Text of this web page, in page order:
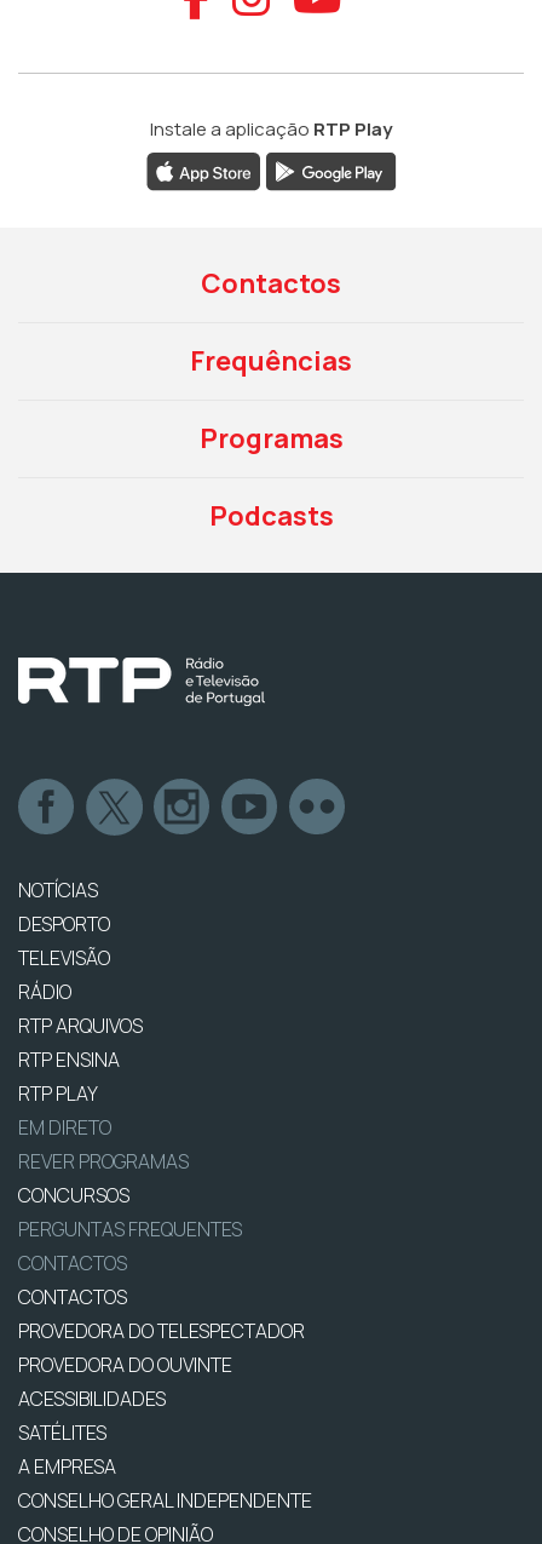
Instale a aplicação RTP Play
Contactos
Frequências
Programas
Podcasts
NOTÍCIAS
DESPORTO
TELEVISÃO
RÁDIO
RTP ARQUIVOS
RTP ENSINA
RTP PLAY
EM DIRETO
REVER PROGRAMAS
CONCURSOS
PERGUNTAS FREQUENTES
CONTACTOS
CONTACTOS
PROVEDORA DO TELESPECTADOR
PROVEDORA DO OUVINTE
ACESSIBILIDADES
SATÉLITES
A EMPRESA
CONSELHO GERAL INDEPENDENTE
CONSELHO DE OPINIÃO